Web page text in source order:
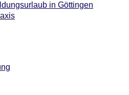
in Göttingen